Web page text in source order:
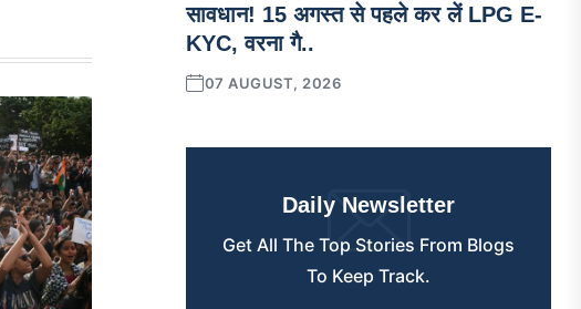
सावधान! 15 अगस्त से पहले कर लें LPG E-
KYC, वरना गै..
07 AUGUST, 2026
Daily Newsletter
Get All The Top Stories From Blogs
To Keep Track.